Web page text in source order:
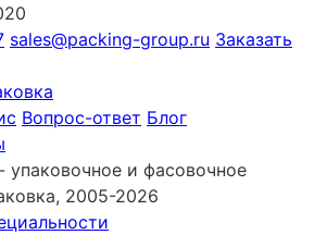
sales@packing-group.ru Заказать
Вопрос-ответ Блог
упаковочное и фасовочное
2005-2026